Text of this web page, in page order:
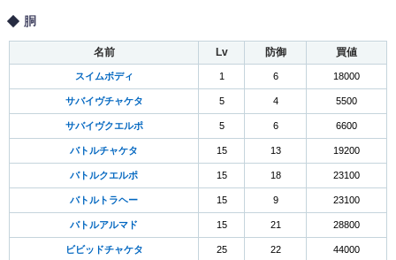
胴
名前 Lv 防御 買値
スイムボディ 1 6 18000
サバイヴチャケタ 5 4 5500
サバイヴクエルポ 5 6 6600
バトルチャケタ 15 13 19200
バトルクエルポ 15 18 23100
バトルトラヘー 15 9 23100
バトルアルマド 15 21 28800
ビビッドチャケタ 25 22 44000